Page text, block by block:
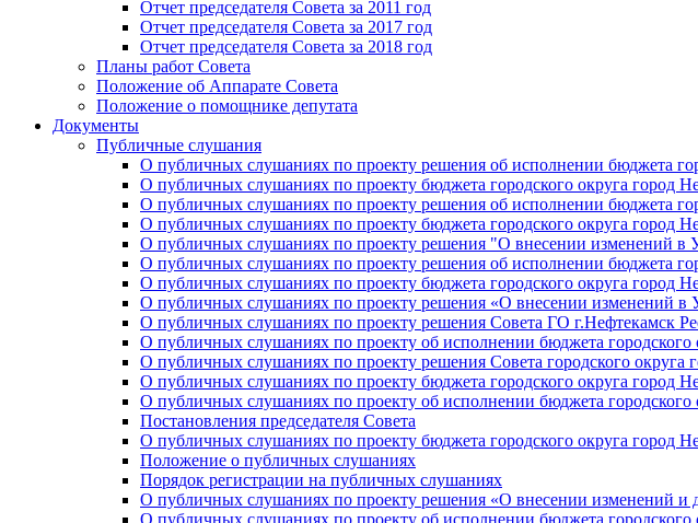
Отчет председателя Совета за 2011 год
Отчет председателя Совета за 2017 год
Отчет председателя Совета за 2018 год
Планы работ Совета
Положение об Аппарате Совета
Положение о помощнике депутата
Документы
Публичные слушания
О публичных слушаниях по проекту решения об исполнении бюджета
О публичных слушаниях по проекту бюджета городского округа город
О публичных слушаниях по проекту решения об исполнении бюджета
О публичных слушаниях по проекту бюджета городского округа город
О публичных слушаниях по проекту решения "О внесении изменений в
О публичных слушаниях по проекту решения об исполнении бюджета
О публичных слушаниях по проекту бюджета городского округа город
О публичных слушаниях по проекту решения «О внесении изменений в
О публичных слушаниях по проекту решения Совета ГО г.Нефтекамск
О публичных слушаниях по проекту об исполнении бюджета городского
О публичных слушаниях по проекту решения Совета городского
О публичных слушаниях по проекту бюджета городского округа город
О публичных слушаниях по проекту об исполнении бюджета городского
Постановления председателя Совета
О публичных слушаниях по проекту бюджета городского округа город
Положение о публичных слушаниях
Порядок регистрации на публичных слушаниях
О публичных слушаниях по проекту решения «О внесении изменений и
О публичных слушаниях по проекту об исполнении бюджета городского